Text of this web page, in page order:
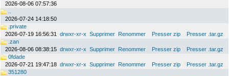
2026-08-06 07:57:36
2026-07-24 14:18:50
.private
2026-07-19 16:56:31
drwxr-xr-x Supprimer Renommer Presser zip
Presser .tar.gz
.zan
2026-08-06 08:38:15 drwxr-xr-x Supprimer Renommer Presser zip
Presser .tar.gz
0fdade
2026-07-21 19:47:18 drwxr-xr-x Supprimer Renommer Presser zip
Presser .tar.gz
351280